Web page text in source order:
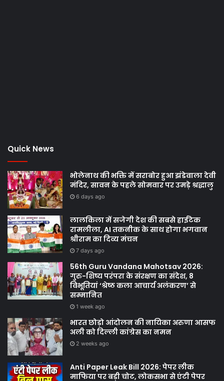
Quick News
भोलेनाथ की भक्ति में सराबोर हुआ झंडेवाला देवी
मंदिर, सावन के पहले सोमवार पर उमड़े श्रद्धालु
6 days ago
लालकिला में सजेगी देश की सबसे हाईटेक
रामलीला, AI तकनीक के साथ होगा भगवान
श्रीराम का दिव्य मंचन
7 days ago
56th Guru Vandana Mahotsav 2026:
गुरु-शिष्य परंपरा के संरक्षण का संदेश, 8
विभूतियां ‘श्रेष्ठ कला आचार्य अलंकरण’ से
सम्मानित
1 week ago
भारत छोड़ो आंदोलन की नायिका अरुणा आसफ
अली को दिल्ली कांग्रेस का नमन
2 weeks ago
Anti Paper Leak Bill 2026: पेपर लीक
माफिया पर बड़ी चोट, लोकसभा से एंटी पेपर